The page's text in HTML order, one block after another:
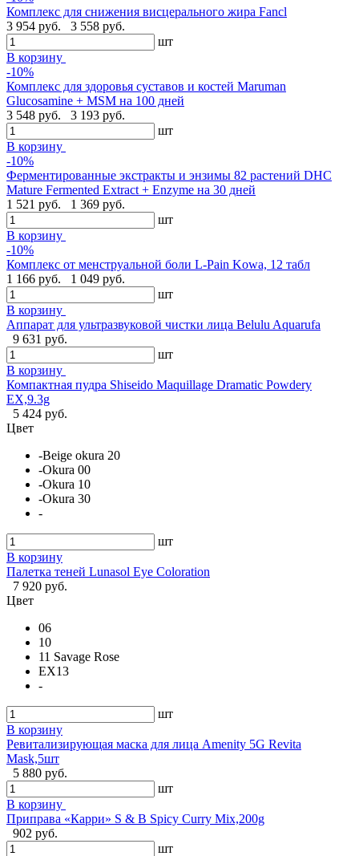
Комплекс для снижения висцерального жира Fancl
3 954 руб.
3 558 руб.
шт
В корзину
-10%
Комплекс для здоровья суставов и костей Maruman
Glucosamine + MSM на 100 дней
3 548 руб.
3 193 руб.
шт
В корзину
-10%
Ферментированные экстракты и энзимы 82 растений DHC
Mature Fermented Extract + Enzyme на 30 дней
1 521 руб.
1 369 руб.
шт
В корзину
-10%
Комплекс от менструальной боли L-Pain Kowa, 12 табл
1 166 руб.
1 049 руб.
шт
В корзину
Аппарат для ультразвуковой чистки лица Belulu Aquarufa
9 631 руб.
шт
В корзину
Компактная пудра Shiseido Maquillage Dramatic Powdery
EX,9.3g
5 424 руб.
Цвет
-Beige okura 20
-Okura 00
-Okura 10
-Okura 30
-
шт
В корзину
Палетка теней Lunasol Eye Coloration
7 920 руб.
Цвет
06
10
11 Savage Rose
EX13
-
шт
В корзину
Ревитализирующая маска для лица Amenity 5G Revita
Mask,5шт
5 880 руб.
шт
В корзину
Приправа «Карри» S & B Spicy Curry Mix,200g
902 руб.
шт